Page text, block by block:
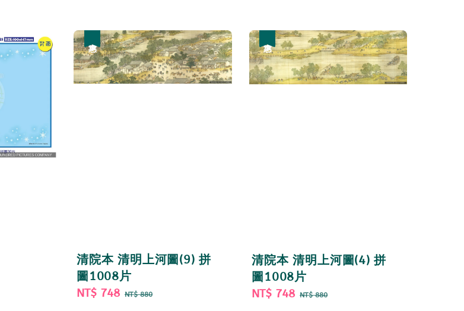
清院本 清明上河圖(9) 拼
圖1008片
Sale
NT$ 748 Regular
NT$ 880
清院本 清明上河圖(4) 拼
圖1008片
Sale
NT$ 748 Regular
NT$ 880